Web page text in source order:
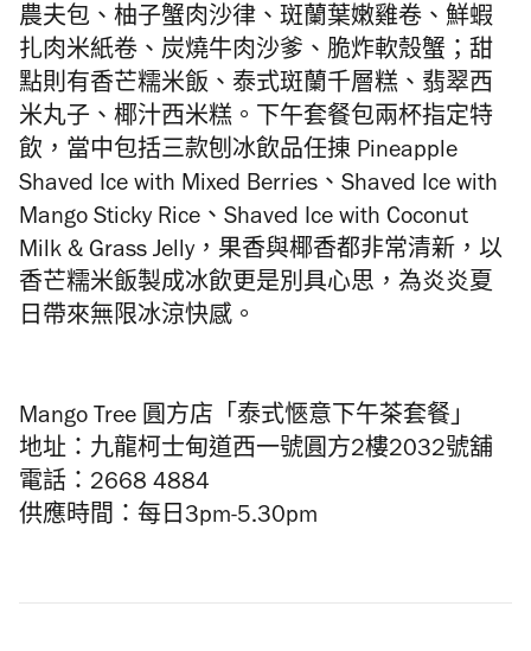
農夫包、柚子蟹肉沙律、斑蘭葉嫩雞卷、鮮蝦
扎肉米紙卷、炭燒牛肉沙爹、脆炸軟殼蟹；甜
點則有香芒糯米飯、泰式斑蘭千層糕、翡翠西
米丸子、椰汁西米糕。下午套餐包兩杯指定特
飲，當中包括三款刨冰飲品任㨂 Pineapple
Shaved Ice with Mixed Berries、Shaved Ice with
Mango Sticky Rice、Shaved Ice with Coconut
Milk & Grass Jelly，果香與椰香都非常清新，以
香芒糯米飯製成冰飲更是別具心思，為炎炎夏
日帶來無限冰涼快感。
Mango Tree 圓方店「泰式愜意下午茶套餐」
地址：九龍柯士甸道西一號圓方2樓2032號舖
電話：2668 4884
供應時間：每日3pm-5.30pm